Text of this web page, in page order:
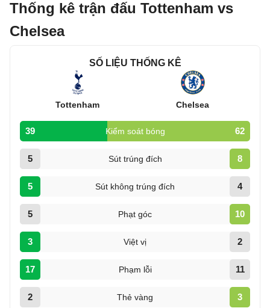
Thống kê trận đấu Tottenham vs
Chelsea
SỐ LIỆU THỐNG KÊ
Tottenham Chelsea
39 Kiểm soát bóng 62
5 Sút trúng đích 8
5 Sút không trúng đích 4
5 Phạt góc 10
3 Việt vị 2
17 Phạm lỗi 11
2 Thẻ vàng 3